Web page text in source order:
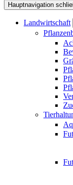
Hauptnavigation
Landwirtschaft